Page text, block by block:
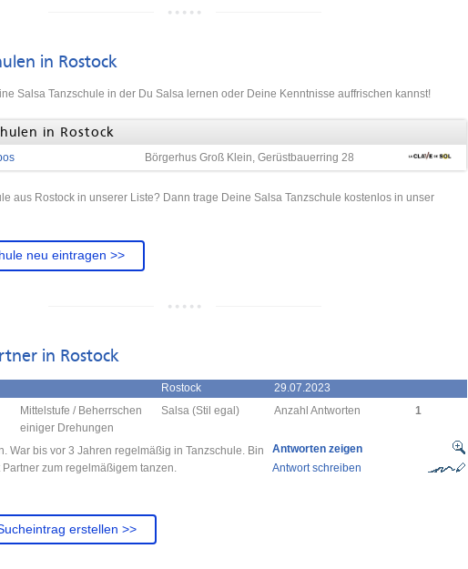
in Rostock
Salsa Tanzschule in der Du Salsa lernen oder Deine Kenntnisse auffrischen kannst!
in Rostock
Börgerhus Groß Klein, Gerüstbauerring 28
aus Rostock in unserer Liste? Dann trage Deine Salsa Tanzschule kostenlos in unser
neu eintragen >>
in Rostock
Rostock
29.07.2023
Mittelstufe / Beherrschen
einiger Drehungen
Salsa (Stil egal) Anzahl Antworten 1
War bis vor 3 Jahren regelmäßig in Tanzschule. Bin
zum regelmäßigem tanzen.
Antworten zeigen
Antwort schreiben
erstellen >>